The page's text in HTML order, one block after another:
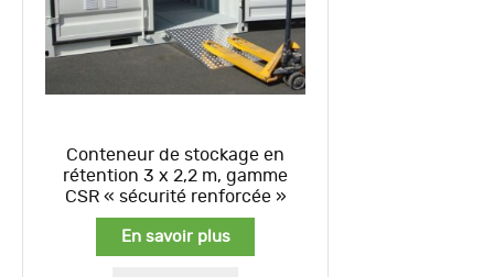
Conteneur de stockage en
rétention 3 x 2,2 m, gamme
CSR « sécurité renforcée »
En savoir plus